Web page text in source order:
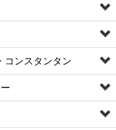
コンスタンタン